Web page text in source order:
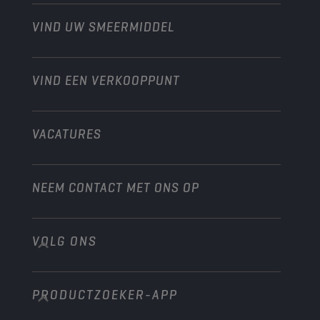
Moto’s & ATV
Industrie
Scheepvaart
Motorfiets
Heavy-Duty
VIND UW SMEERMIDDEL
VIND EEN VERKOOPPUNT
VACATURES
NEEM CONTACT MET ONS OP
info@championlubes.com
+32 3 870 00 20
Georges Gilliotstraat, 52 2620 Hemiksem
VOLG ONS
PRODUCTZOEKER-APP